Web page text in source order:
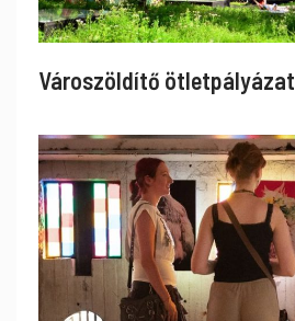
Városzöldítő ötletpályázat